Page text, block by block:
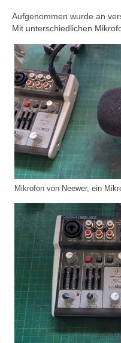
Aufgenommen wurde an
Mit unterschiedlichen
Mikrofon von Neewer, ein